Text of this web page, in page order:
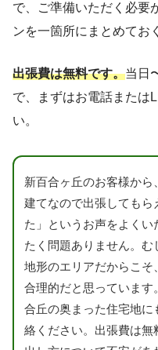
で、ご準備いただく必要
ンを一箇所にまとめてお
出張費は無料です。当日
で、まずはお電話または
い。
新百合ヶ丘のお客様から
建てなので出張してもら
た」というお声をよくい
たく問題ありません。む
地形のエリアだからこそ
合理的だと思っています
合丘の奥まった住宅地に
絡ください。出張費は無